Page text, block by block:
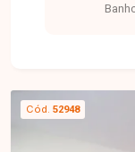
Cód. 52948